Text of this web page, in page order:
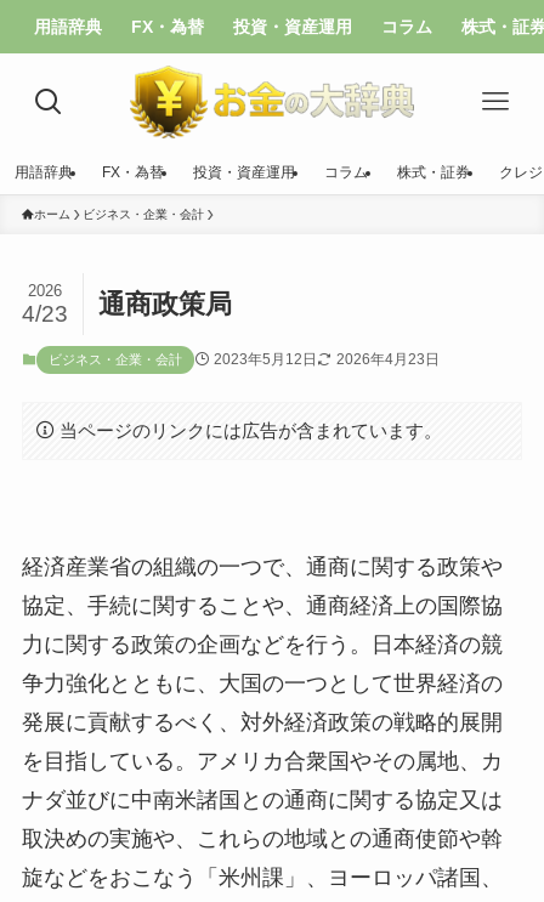
用語辞典 FX・為替 投資・資産運用 コラム 株式・証
用語辞典 FX・為替 投資・資産運用 コラム 株式・証券 クレ
ホーム ビジネス・企業・会計
通商政策局
2026
4/23
ビジネス・企業・会計 2023年5月12日 2026年4月23日
当ページのリンクには広告が含まれています。
経済産業省の組織の一つで、通商に関する政策や
協定、手続に関することや、通商経済上の国際協
力に関する政策の企画などを行う。日本経済の競
争力強化とともに、大国の一つとして世界経済の
発展に貢献するべく、対外経済政策の戦略的展開
を目指している。アメリカ合衆国やその属地、カ
ナダ並びに中南米諸国との通商に関する協定又は
取決めの実施や、これらの地域との通商使節や斡
旋などをおこなう「米州課」、ヨーロッパ諸国、